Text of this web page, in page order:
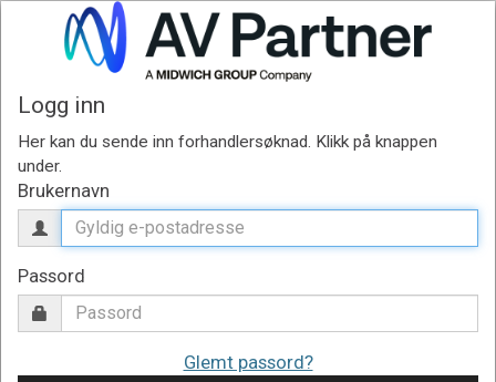
Logg inn
Brukernavn
Passord
Glemt passord?